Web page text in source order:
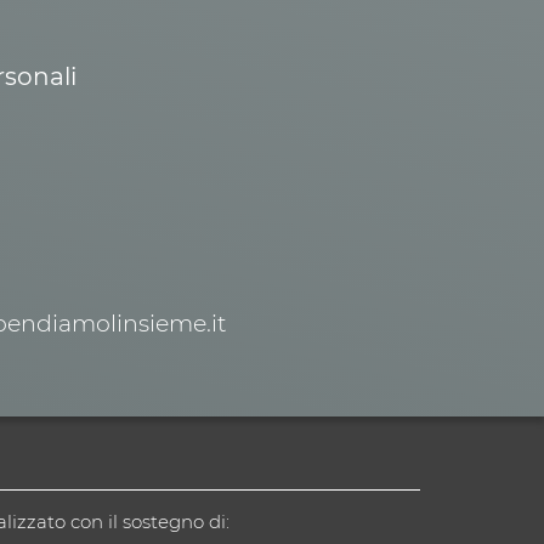
con il sostegno di: